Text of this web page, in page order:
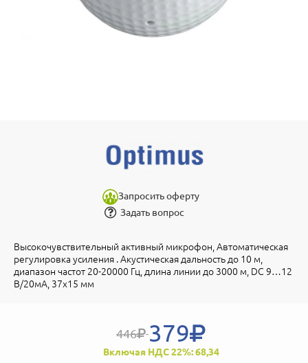
Запросить оферту
Задать вопрос
Высокочувствительный активный микрофон, Автоматическая
регулировка усиления . Акустическая дальность до 10 м,
диапазон частот 20-20000 Гц, длина линии до 3000 м, DC 9…12
В/20мА, 37х15 мм
446 379
Включая НДС 22%: 68,34